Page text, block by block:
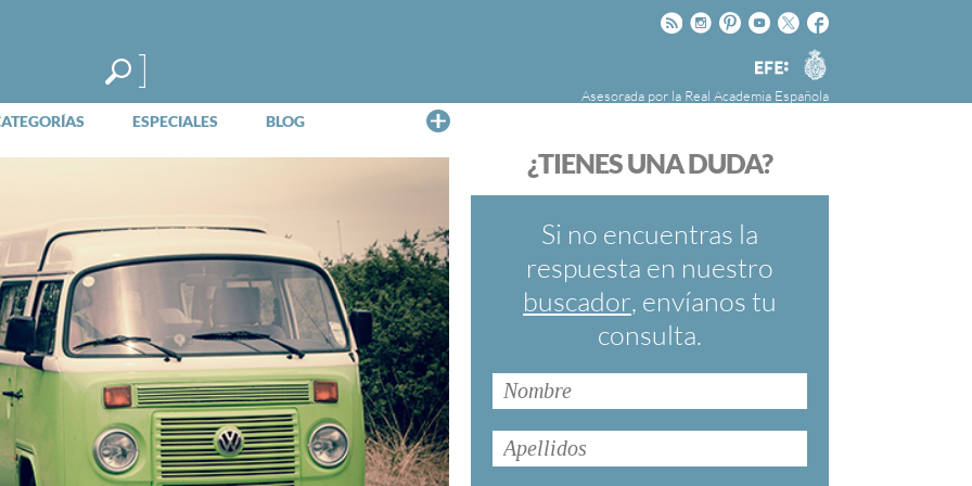
Facebook
Twitter
Youtube
Pinteres
Instagram
Rss
Agencia
EFE
Asesorada por la Real Academia Española
ESPECIALES BLOG
FundéuRAE es una fundación patrocinada por
cuyo objetivo es colaborar con el buen uso del
español en los medios de comunicación y en
Internet.
¿TIENES UNA DUDA?
Si no encuentras la
respuesta en nuestro
buscador, envíanos tu
consulta.